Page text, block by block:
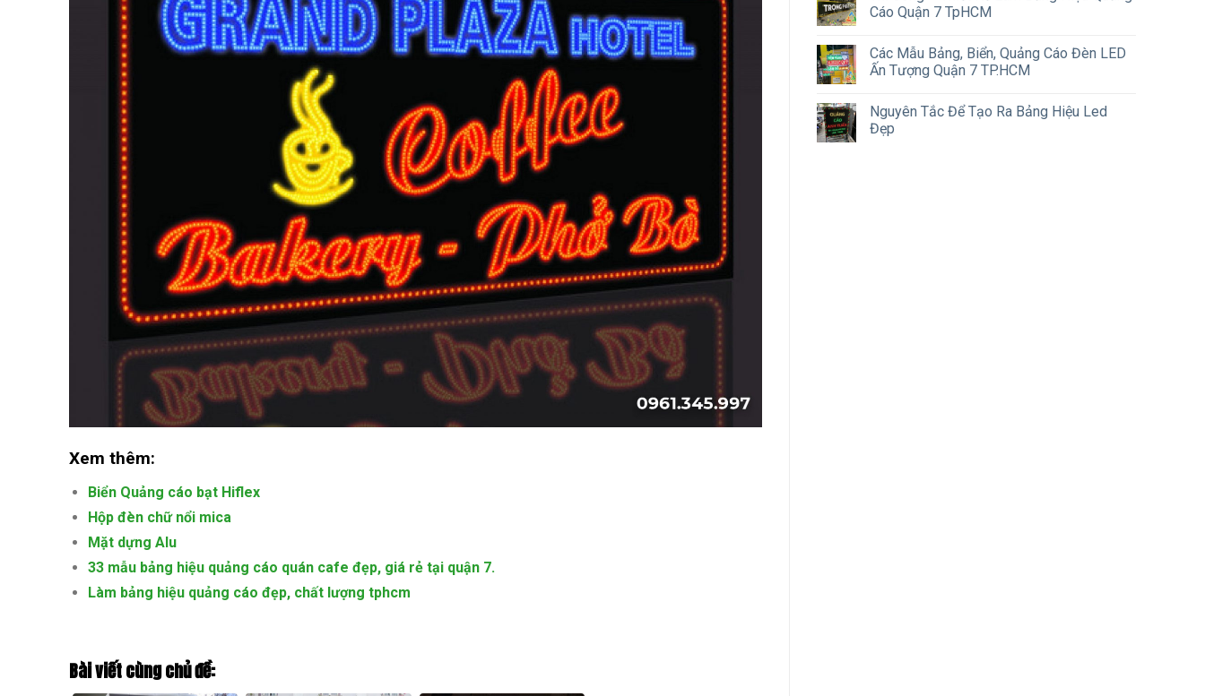
Xem thêm:
Biển Quảng cáo bạt Hiflex
Hộp đèn chữ nổi mica
Mặt dựng Alu
33 mẫu bảng hiệu quảng cáo quán cafe đẹp, giá rẻ tại quận 7.
Làm bảng hiệu quảng cáo đẹp, chất lượng tphcm
Bài viết cùng chủ đề:
Cáo Quận 7 TpHCM
Các Mẫu Bảng, Biển, Quảng Cáo Đèn LED
Ấn Tượng Quận 7 TP.HCM
Nguyên Tắc Để Tạo Ra Bảng Hiệu Led
Đẹp